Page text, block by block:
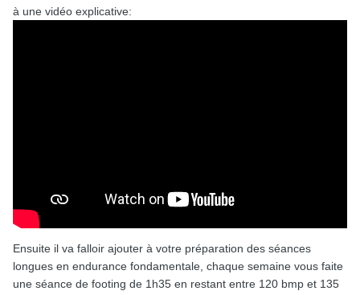
Voila merci je m'inquiète surtout sur les 8km a 11kilos pour
à une vidéo explicative:
Ensuite il va falloir ajouter à votre préparation des séances
longues en endurance fondamentale, chaque semaine vous faite
une séance de footing de 1h35 en restant entre 120 bmp et 135